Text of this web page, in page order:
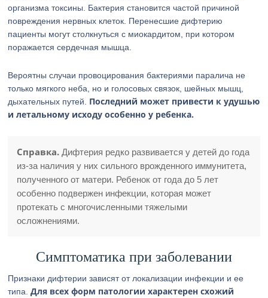
организма токсины. Бактерия становится частой причиной
повреждения нервных клеток. Перенесшие дифтерию
пациенты могут столкнуться с миокардитом, при котором
поражается сердечная мышца.
Вероятны случаи провоцирования бактериями паралича не
только мягкого неба, но и голосовых связок, шейных мышц,
дыхательных путей. Последний может привести к удушью
и летальному исходу особенно у ребенка.
Справка. Дифтерия редко развивается у детей до года
из-за наличия у них сильного врожденного иммунитета,
полученного от матери. Ребенок от года до 5 лет
особенно подвержен инфекции, которая может
протекать с многочисленными тяжелыми
осложнениями.
Симптоматика при заболевании
Признаки дифтерии зависят от локализации инфекции и ее
типа.Для всех форм патологии характерен схожий